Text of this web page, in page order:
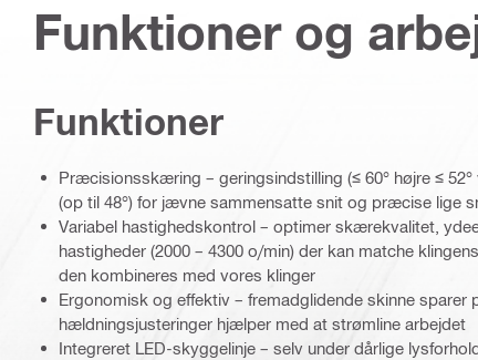
Funktioner og
Funktioner
Præcisionsskæring – geringsindstilling (≤ 60° højre ≤
(op til 48°) for jævne sammensatte snit og præcise lige
Variabel hastighedskontrol – optimer skærekvalitet,
hastigheder (2000 – 4300 o/min) der kan matche
den kombineres med vores klinger
Ergonomisk og effektiv – fremadglidende skinne sparer
hældningsjusteringer hjælper med at strømline arbejdet
Integreret LED-skyggelinje – selv under dårlige